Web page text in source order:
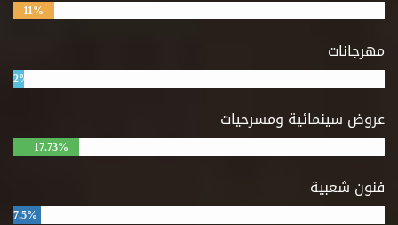
11%
مهرجانات
2%
عروض سينمائية ومسرحيات
17.73%
فنون شعبية
7.5%